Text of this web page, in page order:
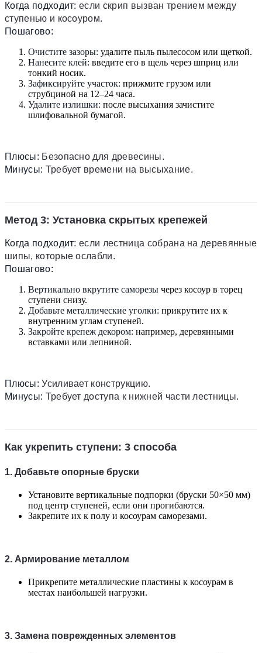
Когда подходит:если скрип вызван трением между
ступенью и косоуром.
Пошагово:
Очистите зазоры: удалите пыль пылесосом или щеткой.
Нанесите клей: введите его в щель через шприц или
тонкий носик.
Зафиксируйте участок: прижмите грузом или
струбциной на 12–24 часа.
Удалите излишки: после высыхания зачистите
шлифовальной бумагой.
Плюсы: Безопасно для древесины.
Минусы: Требует времени на высыхание.
Метод 3: Установка скрытых крепежей
Когда подходит:если лестница собрана на деревянные
шипы, которые ослабли.
Пошагово:
Вертикально вкрутите саморезы через косоур в торец
ступени снизу.
Добавьте металлические уголки: прикрутите их к
внутренним углам ступеней.
Закройте крепеж декором: например, деревянными
вставками или лепниной.
Плюсы:Усиливает конструкцию.
Минусы: Требует доступа к нижней части лестницы.
Как укрепить ступени: 3 способа
1. Добавьте опорные бруски
Установите вертикальные подпорки (бруски 50×50 мм)
под центр ступеней, если они прогибаются.
Закрепите их к полу и косоурам саморезами.
2. Армирование металлом
Прикрепите металлические пластины к косоурам в
местах наибольшей нагрузки.
3. Замена поврежденных элементов